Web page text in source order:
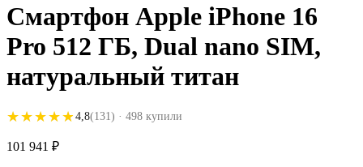
Смартфон Apple iPhone 16
Pro 512 ГБ, Dual nano SIM,
натуральный титан
★★★★★
★★★★★ 4,8(131) · 498 купили
101 941 ₽